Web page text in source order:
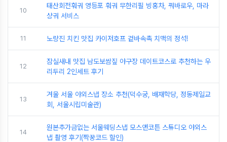
10
태산회전훠궈 영등포 훠궈 무한리필 빙홍차, 꿔바로우, 마라
샹궈 서비스
11 노량진 치킨 맛집 카이저호프 겉바속촉 치맥의 정석!
12
잠실새내 맛집 남도보쌈짚 야구장 데이트코스로 추천하는 우
리두리 2인세트 후기
13
겨울 서울 야외스냅 장소 추천(덕수궁, 배재학당, 정동제일교
회, 서울시립미술관)
14
원본추가금없는 서울웨딩스냅 모스앤코튼 스튜디오 야외스
냅 촬영 후기(짝꿍코드 할인)